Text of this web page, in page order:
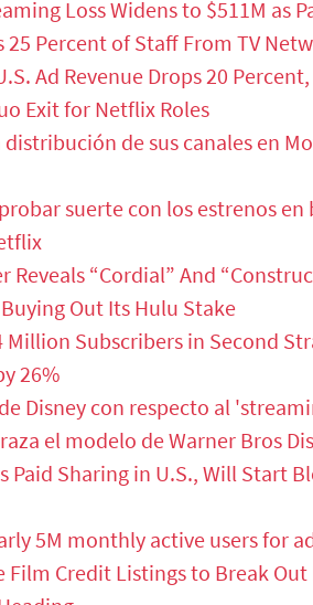
Loss Widens to $511M as
25 Percent of Staff From TV
Ad Revenue Drops 20
Exit for Netflix Roles
distribución de sus canales en
suerte con los estrenos
Reveals “Cordial” And
Out Its Hulu Stake
Million Subscribers in Second
26%
Disney con respecto al
el modelo de Warner Bros
Paid Sharing in U.S., Will Start
5M monthly active users for
Film Credit Listings to Break